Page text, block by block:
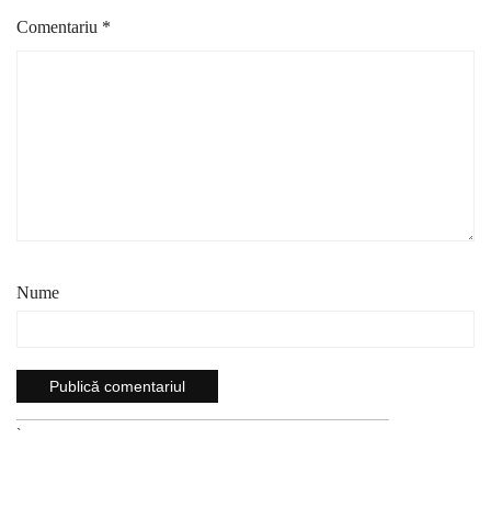
Comentariu *
Nume
`